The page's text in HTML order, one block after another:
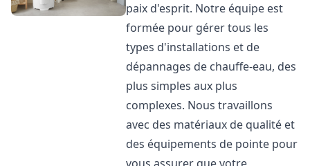
paix d'esprit. Notre équipe est
formée pour gérer tous les
types d'installations et de
dépannages de chauffe-eau, des
plus simples aux plus
complexes. Nous travaillons
avec des matériaux de qualité et
des équipements de pointe pour